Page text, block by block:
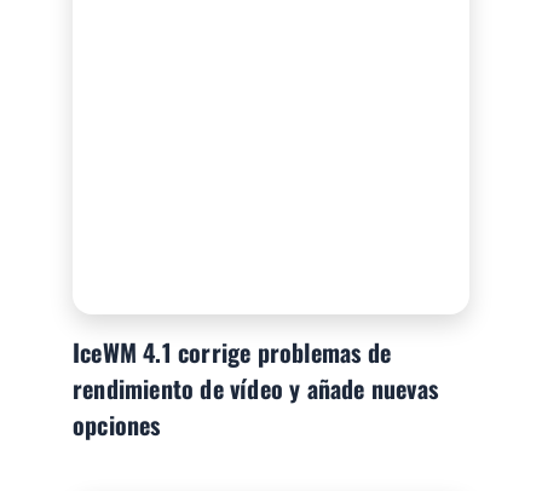
IceWM 4.1 corrige problemas de
rendimiento de vídeo y añade nuevas
opciones